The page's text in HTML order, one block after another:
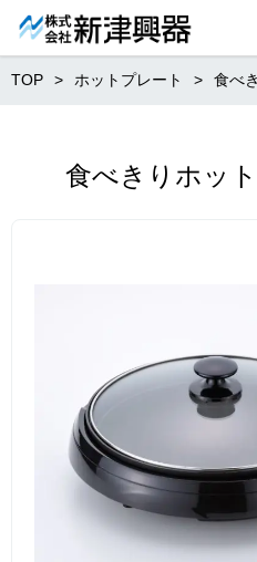
TOP ホットプレート 食べ
食べきりホッ